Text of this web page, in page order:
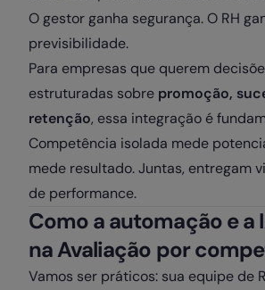
O gestor ganha segurança. O RH
previsibilidade.
Para empresas que querem
estruturadas sobre promoção,
retenção, essa integração é
Competência isolada mede
mede resultado. Juntas, entregam
de performance.
Como a automação e a
na Avaliação por
Vamos ser práticos: sua equipe de